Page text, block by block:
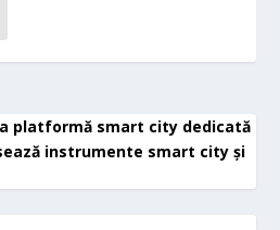
platformă smart city dedicată
instrumente smart city și